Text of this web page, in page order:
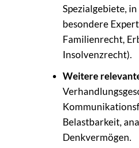
Spezialgebiete,
besondere
Familienrecht,
Insolvenzrecht).
Weitere
Belastbarkeit,
Denkvermögen.